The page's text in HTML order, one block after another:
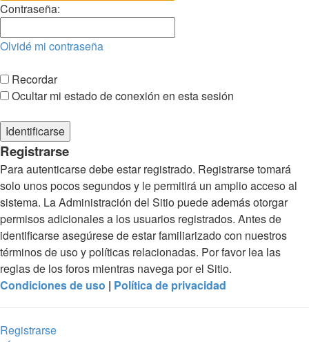
Contraseña:
Olvidé mi contraseña
Recordar
Ocultar mi estado de conexión en esta sesión
Registrarse
Para autenticarse debe estar registrado. Registrarse tomará
solo unos pocos segundos y le permitirá un amplio acceso al
sistema. La Administración del Sitio puede además otorgar
permisos adicionales a los usuarios registrados. Antes de
identificarse asegúrese de estar familiarizado con nuestros
términos de uso y políticas relacionadas. Por favor lea las
reglas de los foros mientras navega por el Sitio.
Condiciones de uso | Política de privacidad
Registrarse